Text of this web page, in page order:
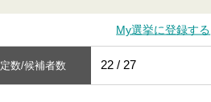
My選挙に登録する
定数/候補者数 22 / 27